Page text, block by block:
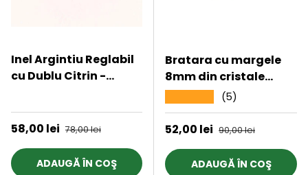
Inel Argintiu Reglabil
cu Dublu Citrin -
Abundenta
Preț de vânzare
58,00 lei Preț obișnuit
78,00 lei
ADAUGĂ ÎN COŞ
Bratara cu margele
8mm din cristale
naturale Obsidian
negru si selenit pentru
dragoste
(5)
Preț de vânzare
52,00 lei Preț obișnuit
90,00 lei
ADAUGĂ ÎN COŞ